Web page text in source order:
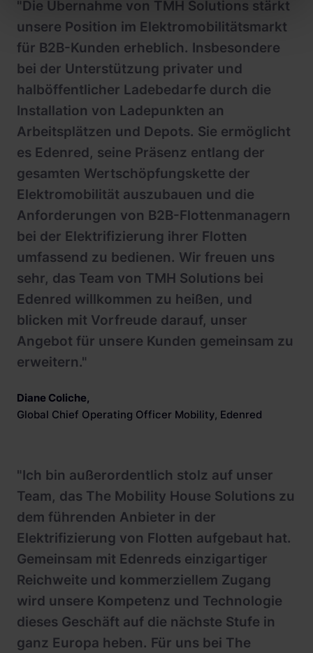
"Die Übernahme von TMH Solutions stärkt
unsere Position im Elektromobilitätsmarkt
für B2B-Kunden erheblich. Insbesondere
bei der Unterstützung privater und
halböffentlicher Ladebedarfe durch die
Installation von Ladepunkten an
Arbeitsplätzen und Depots. Sie ermöglicht
es Edenred, seine Präsenz entlang der
gesamten Wertschöpfungskette der
Elektromobilität auszubauen und die
Anforderungen von B2B-Flottenmanagern
bei der Elektrifizierung ihrer Flotten
umfassend zu bedienen. Wir freuen uns
sehr, das Team von TMH Solutions bei
Edenred willkommen zu heißen, und
blicken mit Vorfreude darauf, unser
Angebot für unsere Kunden gemeinsam zu
erweitern."
Diane Coliche,
Global Chief Operating Officer Mobility, Edenred
"Ich bin außerordentlich stolz auf unser
Team, das The Mobility House Solutions zu
dem führenden Anbieter in der
Elektrifizierung von Flotten aufgebaut hat.
Gemeinsam mit Edenreds einzigartiger
Reichweite und kommerziellem Zugang
wird unsere Kompetenz und Technologie
dieses Geschäft auf die nächste Stufe in
ganz Europa heben. Für uns bei The